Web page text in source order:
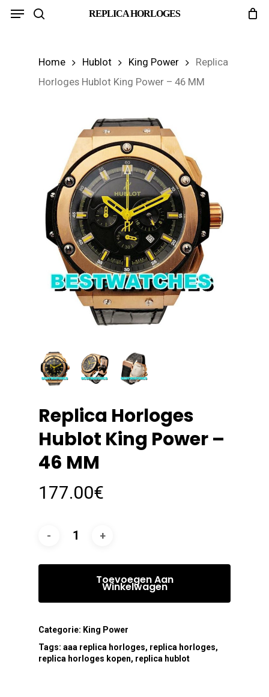
Skip
REPLICA HORLOGES
Menu
Home Hublot King Power
Replica
Horloges Hublot King Power – 46 MM
Replica Horloges
Hublot King Power –
46 MM
177.00€
Toevoegen Aan
Winkelwagen
Categorie: King Power
Tags: aaa replica horloges, replica horloges,
replica horloges kopen, replica hublot